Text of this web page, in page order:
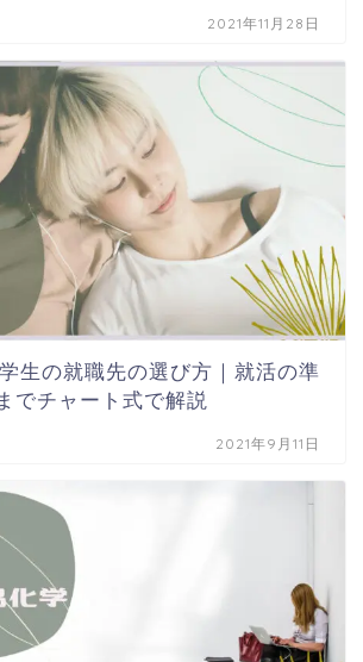
2021年11月28日
生の就職先の選び方｜就活の準
でチャート式で解説
2021年9月11日